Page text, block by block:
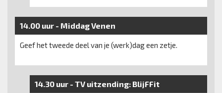
14.00 uur - Middag Venen
Geef het tweede deel van je (werk)dag een zetje.
14.30 uur - TV uitzending:BlijFFit